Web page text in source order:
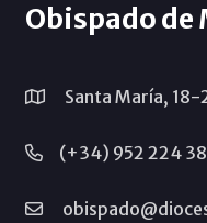
Obispado de
Santa María,
(+34) 952 224